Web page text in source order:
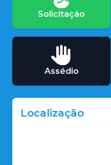
Solicitação
Assédio
Localização